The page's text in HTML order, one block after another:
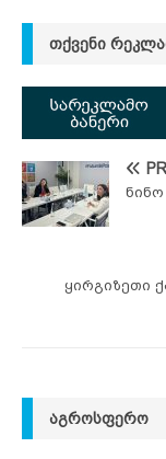
ᲗᲥᲕᲔᲜᲘ
ყირგიზეთი
ᲐᲒᲠᲝᲡᲤᲔᲠᲝ